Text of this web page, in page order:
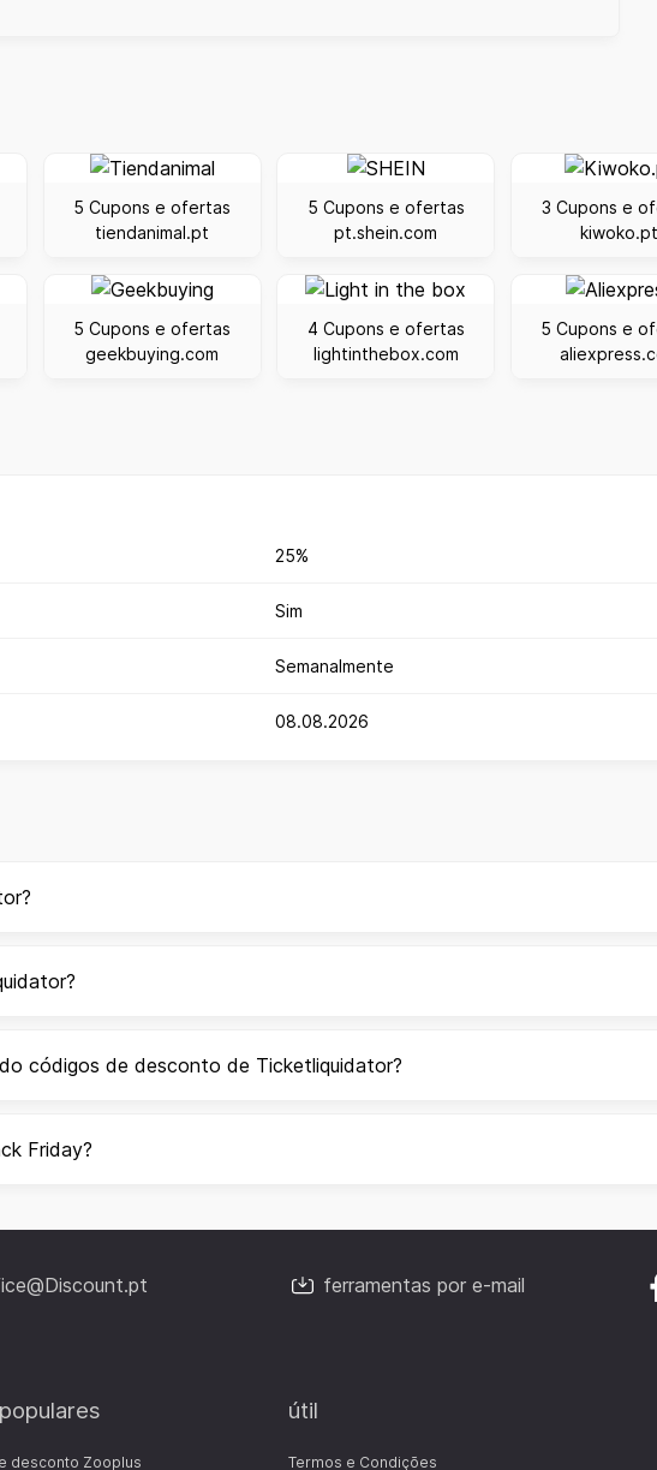
5 Cupons e ofertas
tiendanimal.pt
5 Cupons e ofertas
pt.shein.com
3 Cupons e
kiwoko.pt
5 Cupons e ofertas
geekbuying.com
4 Cupons e ofertas
lightinthebox.com
5 Cupons e
25%
Sim
Semanalmente
08.08.2026
códigos de desconto de Ticketliquidator?
Friday?
ferramentas por e-mail
desconto Zooplus
útil
Termos e Condições